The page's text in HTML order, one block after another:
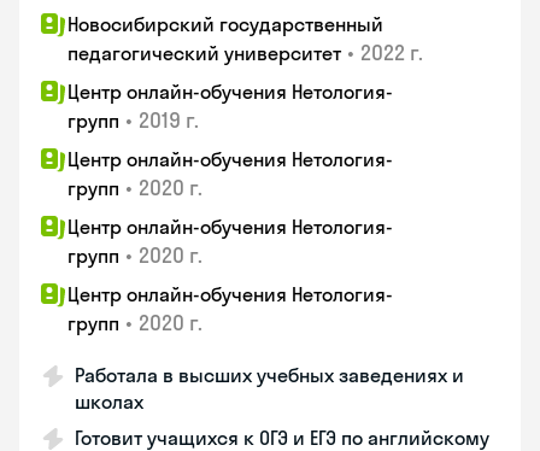
Новосибирский государственный
педагогический университет • 2022 г.
Центр онлайн-обучения Нетология-
групп • 2019 г.
Центр онлайн-обучения Нетология-
групп • 2020 г.
Центр онлайн-обучения Нетология-
групп • 2020 г.
Центр онлайн-обучения Нетология-
групп • 2020 г.
Работала в высших учебных заведениях и
школах
Готовит учащихся к ОГЭ и ЕГЭ по английскому